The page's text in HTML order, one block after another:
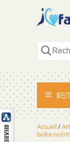
ACCUEIL
Accueil/
boîte